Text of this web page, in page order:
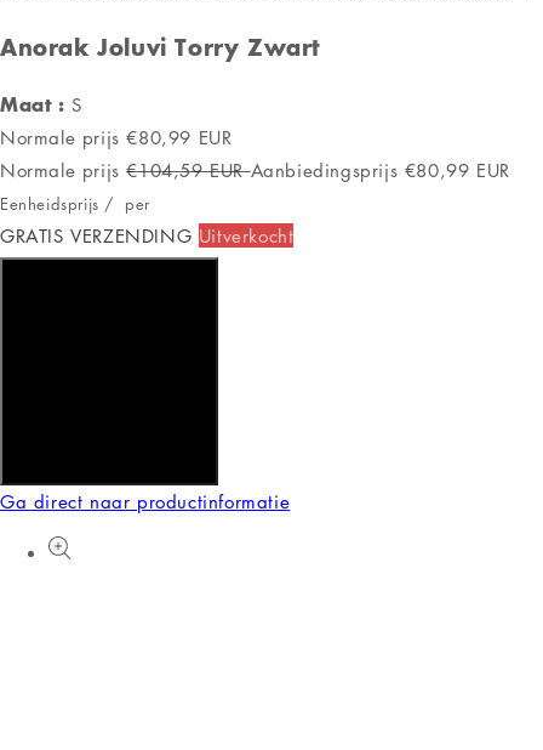
Anorak Joluvi Torry Zwart
Maat :S
Normale prijs €80,99 EUR
Normale prijs €104,59 EURAanbiedingsprijs €80,99 EUR
Eenheidsprijs / per
GRATIS VERZENDING Uitverkocht
Ga direct naar productinformatie